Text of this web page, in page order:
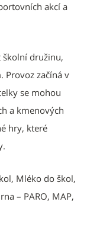
akcí a
školní družinu,
Provoz začíná v
se mohou
a kmenových
hry, které
Mléko do škol,
– PARO, MAP,